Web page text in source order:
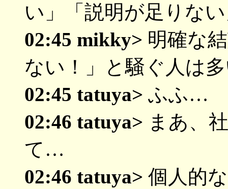
い」「説明が足りな
02:45 mikky> 明確な
ない！」と騒ぐ人は
02:45 tatuya> ふふ…
02:46 tatuya> まあ、
て…
02:46 tatuya> 個人的